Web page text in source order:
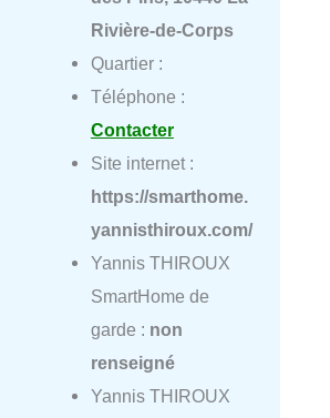
Rivière-de-Corps
Quartier :
Téléphone :
Contacter
Site internet :
https://smarthome.
yannisthiroux.com/
Yannis THIROUX
SmartHome de
garde : non
renseigné
Yannis THIROUX